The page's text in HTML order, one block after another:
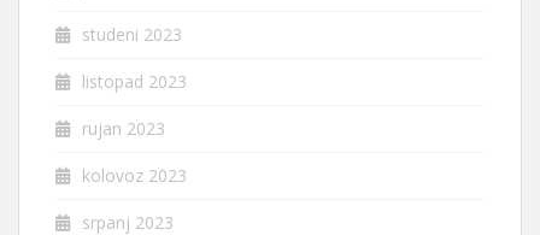
studeni 2023
listopad 2023
rujan 2023
kolovoz 2023
srpanj 2023